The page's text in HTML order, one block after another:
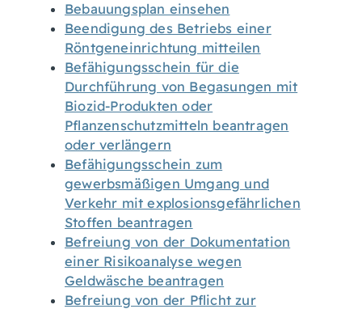
Bebauungsplan einsehen
Beendigung des Betriebs einer
Röntgeneinrichtung mitteilen
Befähigungsschein für die
Durchführung von Begasungen mit
Biozid-Produkten oder
Pflanzenschutzmitteln beantragen
oder verlängern
Befähigungsschein zum
gewerbsmäßigen Umgang und
Verkehr mit explosionsgefährlichen
Stoffen beantragen
Befreiung von der Dokumentation
einer Risikoanalyse wegen
Geldwäsche beantragen
Befreiung von der Pflicht zur